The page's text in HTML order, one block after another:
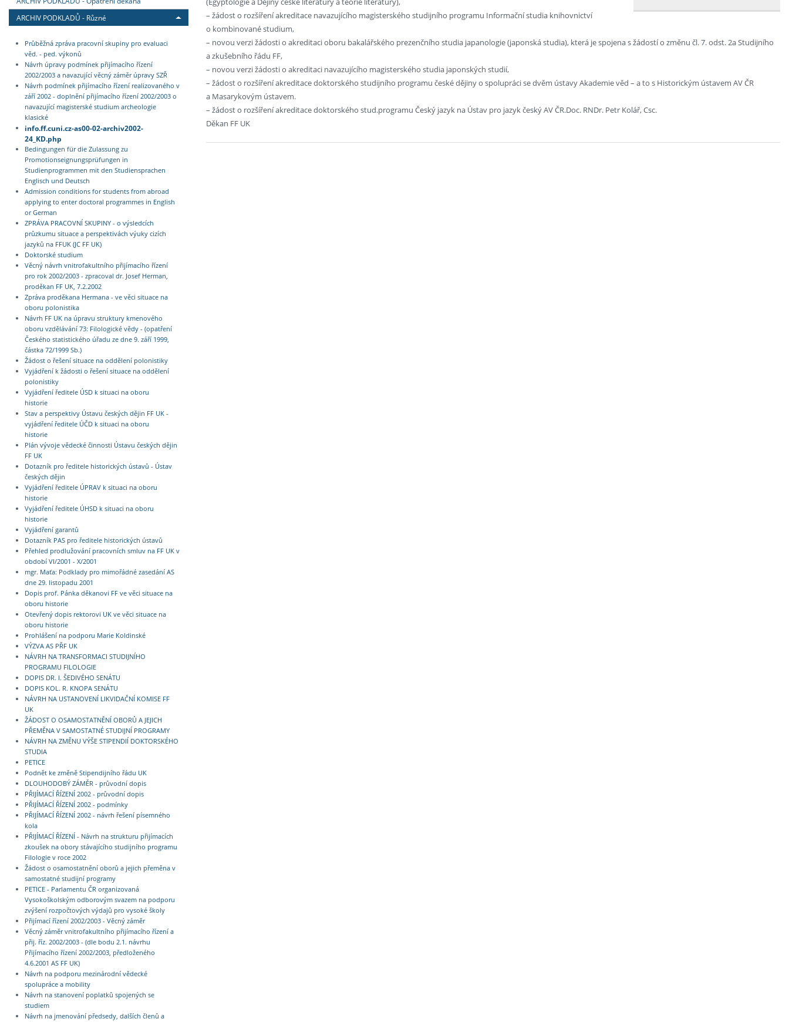
ARCHIV PODKLADŮ - Různé
Průběžná zpráva pracovní skupiny pro evaluaci
věd. - ped. výkonů
Návrh úpravy podmínek přijímacího řízení
2002/2003 a navazující věcný záměr úpravy SZŘ
Návrh podmínek přijímacího řízení realizovaného v
září 2002 - doplnění přijímacího řízení 2002/2003 o
navazující magisterské studium archeologie
klasické
info.ff.cuni.cz-as00-02-archiv2002-
24_KD.php
Bedingungen für die Zulassung zu
Promotionseignungsprüfungen in
Studienprogrammen mit den Studiensprachen
Englisch und Deutsch
Admission conditions for students from abroad
applying to enter doctoral programmes in English
or German
ZPRÁVA PRACOVNÍ SKUPINY - o výsledcích
průzkumu situace a perspektivách výuky cizích
jazyků na FFUK (JC FF UK)
Doktorské studium
Věcný návrh vnitrofakultního přijímacího řízení
pro rok 2002/2003 - zpracoval dr. Josef Herman,
proděkan FF UK, 7.2.2002
Zpráva proděkana Hermana - ve věci situace na
oboru polonistika
Návrh FF UK na úpravu struktury kmenového
oboru vzdělávání 73: Filologické vědy - (opatření
Českého statistického úřadu ze dne 9. září 1999,
částka 72/1999 Sb.)
Žádost o řešení situace na oddělení polonistiky
Vyjádření k žádosti o řešení situace na oddělení
polonistiky
Vyjádření ředitele ÚSD k situaci na oboru
historie
Stav a perspektivy Ústavu českých dějin FF UK -
vyjádření ředitele ÚČD k situaci na oboru
historie
Plán vývoje vědecké činnosti Ústavu českých dějin
FF UK
Dotazník pro ředitele historických ústavů - Ústav
českých dějin
Vyjádření ředitele ÚPRAV k situaci na oboru
historie
Vyjádření ředitele ÚHSD k situaci na oboru
historie
Vyjádření garantů
Dotazník PAS pro ředitele historických ústavů
Přehled prodlužování pracovních smluv na FF UK v
období VI/2001 - X/2001
mgr. Maťa: Podklady pro mimořádné zasedání AS
dne 29. listopadu 2001
Dopis prof. Pánka děkanovi FF ve věci situace na
oboru historie
Otevřený dopis rektorovi UK ve věci situace na
oboru historie
Prohlášení na podporu Marie Koldinské
VÝZVA AS PŘF UK
NÁVRH NA TRANSFORMACI STUDIJNÍHO
PROGRAMU FILOLOGIE
DOPIS DR. I. ŠEDIVÉHO SENÁTU
DOPIS KOL. R. KNOPA SENÁTU
NÁVRH NA USTANOVENÍ LIKVIDAČNÍ KOMISE FF
UK
ŽÁDOST O OSAMOSTATNĚNÍ OBORŮ A JEJICH
PŘEMĚNA V SAMOSTATNÉ STUDIJNÍ PROGRAMY
NÁVRH NA ZMĚNU VÝŠE STIPENDIÍ DOKTORSKÉHO
STUDIA
PETICE
Podnět ke změně Stipendijního řádu UK
DLOUHODOBÝ ZÁMĚR - průvodní dopis
PŘIJÍMACÍ ŘÍZENÍ 2002 - průvodní dopis
PŘIJÍMACÍ ŘÍZENÍ 2002 - podmínky
PŘIJÍMACÍ ŘÍZENÍ 2002 - návrh řešení písemného
kola
PŘIJÍMACÍ ŘÍZENÍ - Návrh na strukturu přijímacích
zkoušek na obory stávajícího studijního programu
Filologie v roce 2002
Žádost o osamostatnění oborů a jejich přeměna v
samostatné studijní programy
PETICE - Parlamentu ČR organizovaná
Vysokoškolským odborovým svazem na podporu
zvýšení rozpočtových výdajů pro vysoké školy
Přijímací řízení 2002/2003 - Věcný záměr
Věcný záměr vnitrofakultního přijímacího řízení a
přij. říz. 2002/2003 - (dle bodu 2.1. návrhu
Přijímacího řízení 2002/2003, předloženého
4.6.2001 AS FF UK)
Návrh na podporu mezinárodní vědecké
spolupráce a mobility
Návrh na stanovení poplatků spojených se
studiem
Návrh na jmenování předsedy, dalších členů a
– žádost o rozšíření akreditace navazujícího magisterského studijního programu Informační studia knihovnictví
o kombinované studium,
– novou verzi žádosti o akreditaci oboru bakalářského prezenčního studia japanologie (japonská studia), která je spojena s žádostí o změnu čl. 7. odst. 2a Studijního
a zkušebního řádu FF,
– novou verzi žádosti o akreditaci navazujícího magisterského studia japonských studií,
– žádost o rozšíření akreditace doktorského studijního programu české dějiny o spolupráci se dvěm ústavy Akademie věd – a to s Historickým ústavem AV ČR
a Masarykovým ústavem.
– žádost o rozšíření akreditace doktorského stud.programu Český jazyk na Ústav pro jazyk český AV ČR.Doc. RNDr. Petr Kolář, Csc.
Děkan FF UK